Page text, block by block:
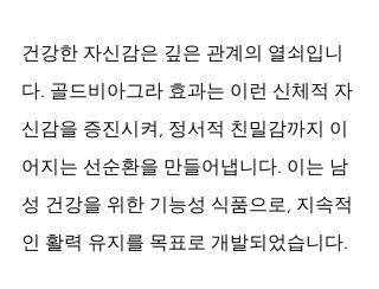
건강한 자신감은 깊은 관계의 열쇠입니
다. 골드비아그라 효과는 이런 신체적 자
신감을 증진시켜, 정서적 친밀감까지 이
어지는 선순환을 만들어냅니다. 이는 남
성 건강을 위한 기능성 식품으로, 지속적
인 활력 유지를 목표로 개발되었습니다.